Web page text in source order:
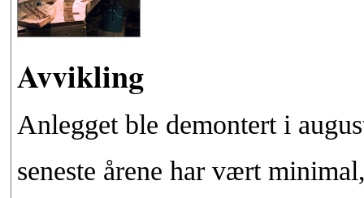
Avvikling
Anlegget ble demontert i
seneste årene har vært